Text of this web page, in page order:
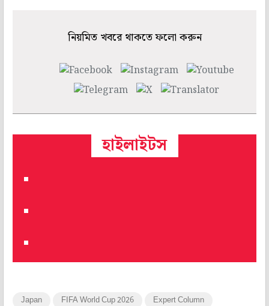
নিয়মিত খবরে থাকতে ফলো করুন
হাইলাইটস
Japan FIFA World Cup 2026 Expert Column